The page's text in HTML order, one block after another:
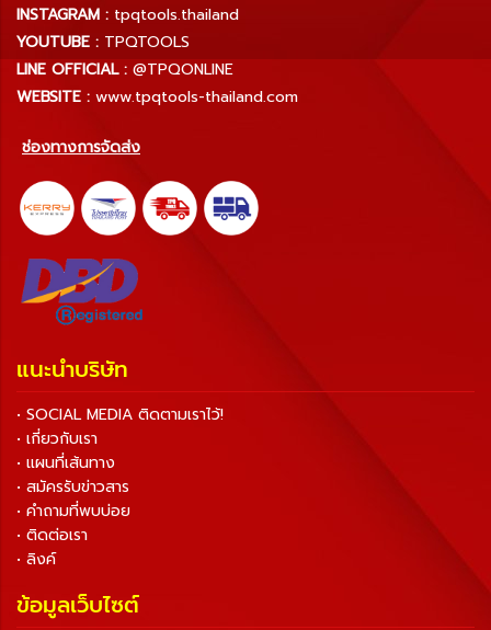
INSTAGRAM : tpqtools.thailand
YOUTUBE : TPQTOOLS
LINE OFFICIAL : @TPQONLINE
WEBSITE : www.tpqtools-thailand.com
ช่องทางการจัดส่ง
แนะนำบริษัท
• SOCIAL MEDIA ติดตามเราไว้!
• เกี่ยวกับเรา
• แผนที่เส้นทาง
• สมัครรับข่าวสาร
• คำถามที่พบบ่อย
• ติดต่อเรา
• ลิงค์
ข้อมูลเว็บไซต์